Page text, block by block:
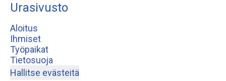
Urasivusto
Aloitus
Ihmiset
Työpaikat
Tietosuoja
Hallitse evästeitä